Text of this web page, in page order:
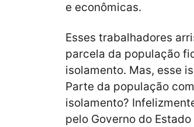
e econômicas.
Esses trabalhadores
parcela da população
isolamento. Mas, esse
Parte da população
isolamento?
pelo Governo do